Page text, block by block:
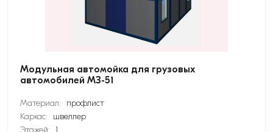
Модульная автомойка для грузовых
автомобилей МЗ-51
Материал:
профлист
Каркас:
швеллер
Этажей:
1